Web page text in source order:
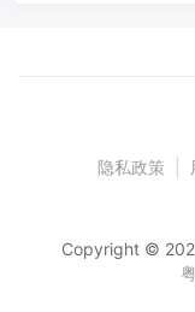
隐私政策
Copyright ©